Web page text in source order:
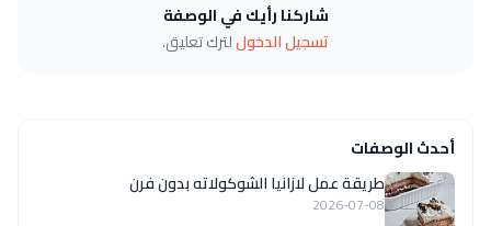
شاركنا رأيك في الوصفة
تسجيل الدخوللترك تعليق.
أحدث الوصفات
طريقة عمل لازانيا الشوكولاته بدون فرن
2026-07-08